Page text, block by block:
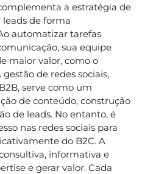
a estratégia de
de forma
automatizar tarefas
sua equipe
maior valor, como o
de redes sociais,
serve como um
de conteúdo, construção
de leads. No entanto, é
nas redes sociais para
do B2C. A
informativa e
e gerar valor. Cada